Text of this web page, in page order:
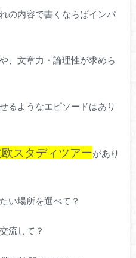
の内容で書くならばインパ
、文章力・論理性が求めら
るようなエピソードはあり
スタディツアーがあり
い場所を選べて？
流して？